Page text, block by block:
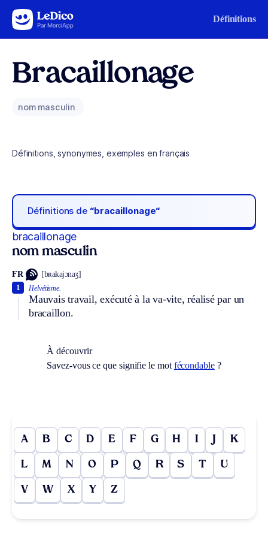
Aller au contenu Définitions
Bracaillonage
nom masculin
Définitions, synonymes, exemples en français
Définitions de “bracaillonage“
bracaillonage
nom masculin
FR [bʀakajɔnaʒ]
Helvétisme.
Mauvais travail, exécuté à la va-vite, réalisé par un
bracaillon.
1
À découvrir
Savez-vous ce que signifie le mot fécondable?
A B C D E F G H I J K
L M N O P Q R S T U
V W X Y Z